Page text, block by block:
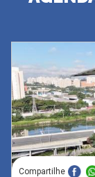
Compartilhe